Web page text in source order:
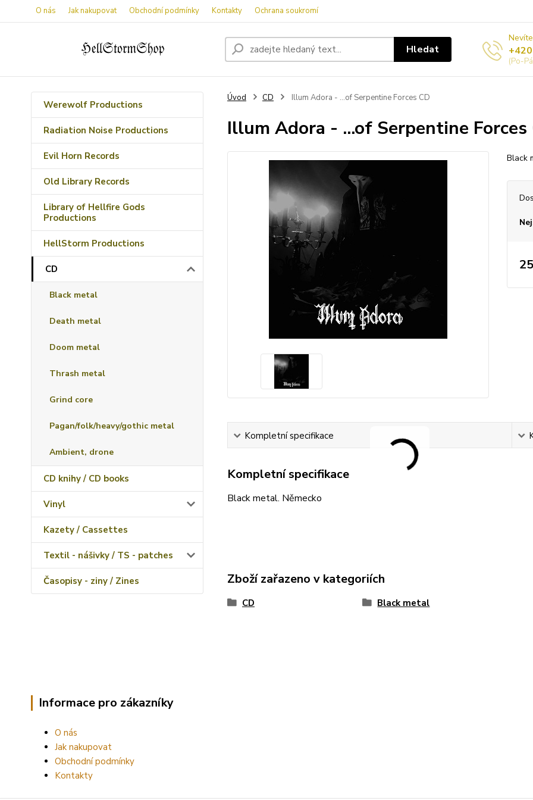
O nás Jak nakupovat Obchodní podmínky Kontakty Ochrana soukromí
Hledat
(Po-
Werewolf Productions
Radiation Noise Productions
Evil Horn Records
Old Library Records
Library of Hellfire Gods
Productions
HellStorm Productions
CD
Black metal
Death metal
Doom metal
Thrash metal
Grind core
Pagan/folk/heavy/gothic metal
Ambient, drone
CD knihy / CD books
Vinyl
Kazety / Cassettes
Textil - nášivky / TS - patches
Časopisy - ziny / Zines
Úvod CD Illum Adora - ...of Serpentine Forces CD
Illum Adora - ...of Serpentine Forces
Black
Kompletní specifikace
Kompletní specifikace
Black metal. Německo
Zboží zařazeno v kategoriích
CD Black metal
Informace pro zákazníky
O nás
Jak nakupovat
Obchodní podmínky
Kontakty